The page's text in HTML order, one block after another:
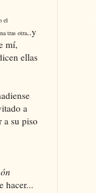
el
tras otra..y
mí,
ellas
a
a su piso
hacer...